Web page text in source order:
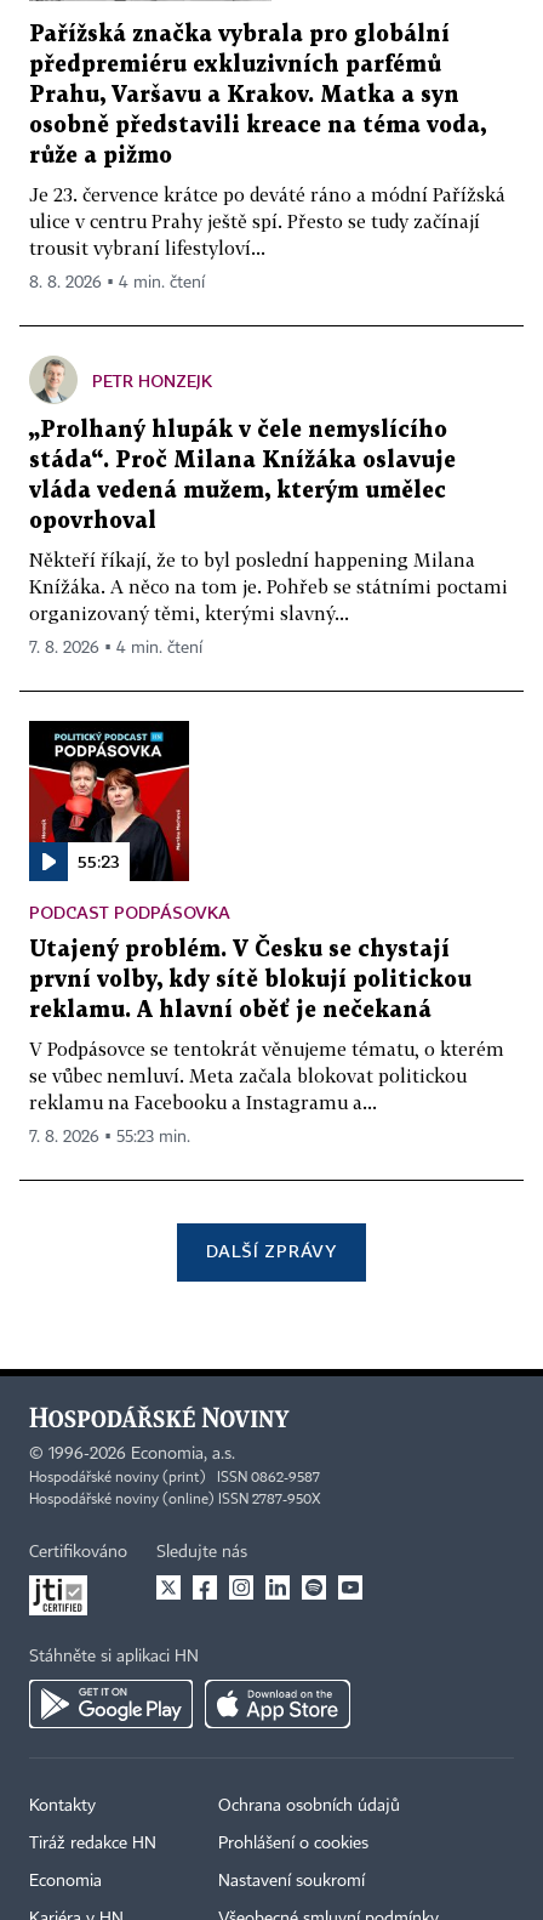
Pařížská značka vybrala pro globální
předpremiéru exkluzivních parfémů
Prahu, Varšavu a Krakov. Matka a syn
osobně představili kreace na téma voda,
růže a pižmo
Je 23. července krátce po deváté ráno a módní Pařížská
ulice v centru Prahy ještě spí. Přesto se tudy začínají
trousit vybraní lifestyloví...
8. 8. 2026 ▪ 4 min. čtení
PETR HONZEJK
„Prolhaný hlupák v čele nemyslícího
stáda“. Proč Milana Knížáka oslavuje
vláda vedená mužem, kterým umělec
opovrhoval
Někteří říkají, že to byl poslední happening Milana
Knížáka. A něco na tom je. Pohřeb se státními poctami
organizovaný těmi, kterými slavný...
7. 8. 2026 ▪ 4 min. čtení
55:23
PODCAST PODPÁSOVKA
Utajený problém. V Česku se chystají
první volby, kdy sítě blokují politickou
reklamu. A hlavní oběť je nečekaná
V Podpásovce se tentokrát věnujeme tématu, o kterém
se vůbec nemluví. Meta začala blokovat politickou
reklamu na Facebooku a Instagramu a...
7. 8. 2026 ▪ 55:23 min.
DALŠÍ ZPRÁVY
© 1996-2026 Economia, a.s.
Hospodářské noviny (print) ISSN 0862-9587
Hospodářské noviny (online) ISSN 2787-950X
Certifikováno Sledujte nás
Stáhněte si aplikaci HN
Kontakty
Tiráž redakce HN
Economia
Ochrana osobních údajů
Prohlášení o cookies
Nastavení soukromí